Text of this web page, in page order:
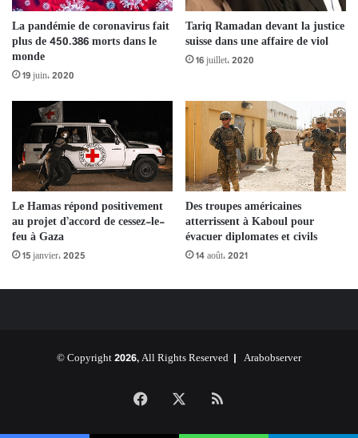
La pandémie de coronavirus fait
plus de 450.386 morts dans le
monde
19 juin، 2020
Tariq Ramadan devant la justice
suisse dans une affaire de viol
16 juillet، 2020
Le Hamas répond positivement
au projet d’accord de cessez-le-
feu à Gaza
15 janvier، 2025
Des troupes américaines
atterrissent à Kaboul pour
évacuer diplomates et civils
14 août، 2021
© Copyright 2026, All Rights Reserved | Arabobserver
Facebook